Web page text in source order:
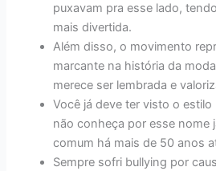
puxavam pra esse lado,
mais divertida.
Além disso, o movimento
marcante na história da
merece ser lembrada e
Você já deve ter visto o
não conheça por esse nome
comum há mais de 50 anos
Sempre sofri bullying por